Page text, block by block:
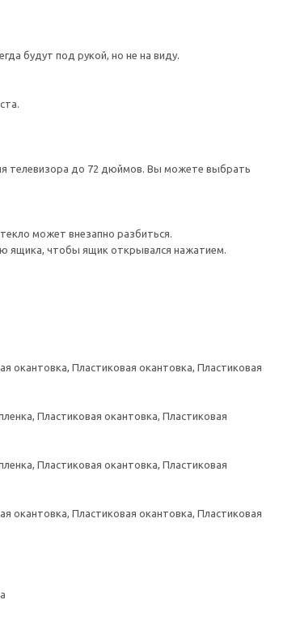
будут под рукой, но не на виду.
телевизора до 72 дюймов. Вы можете выбрать
может внезапно разбиться.
ящика, чтобы ящик открывался нажатием.
окантовка, Пластиковая окантовка, Пластиковая
Пластиковая окантовка, Пластиковая
Пластиковая окантовка, Пластиковая
окантовка, Пластиковая окантовка, Пластиковая